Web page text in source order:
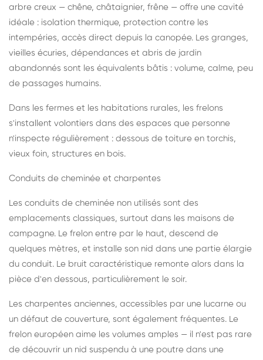
arbre creux — chêne, châtaignier, frêne — offre une cavité
idéale : isolation thermique, protection contre les
intempéries, accès direct depuis la canopée. Les granges,
vieilles écuries, dépendances et abris de jardin
abandonnés sont les équivalents bâtis : volume, calme, peu
de passages humains.
Dans les fermes et les habitations rurales, les frelons
s'installent volontiers dans des espaces que personne
n'inspecte régulièrement : dessous de toiture en torchis,
vieux foin, structures en bois.
Conduits de cheminée et charpentes
Les conduits de cheminée non utilisés sont des
emplacements classiques, surtout dans les maisons de
campagne. Le frelon entre par le haut, descend de
quelques mètres, et installe son nid dans une partie élargie
du conduit. Le bruit caractéristique remonte alors dans la
pièce d'en dessous, particulièrement le soir.
Les charpentes anciennes, accessibles par une lucarne ou
un défaut de couverture, sont également fréquentes. Le
frelon européen aime les volumes amples — il n'est pas rare
de découvrir un nid suspendu à une poutre dans une